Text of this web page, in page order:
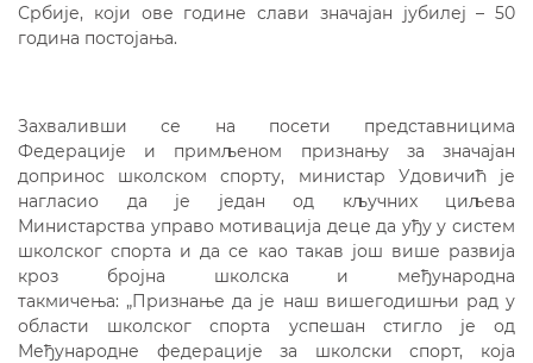
Србије, који ове године слави значајан јубилеј – 50
година постојања.
Захваливши се на посети представницима
Федерације и примљеном признању за значајан
допринос школском спорту, министар Удовичић је
нагласио да је један од кључних циљева
Министарства управо мотивација деце да уђу у систем
школског спорта и да се као такав још више развија
кроз бројна школска и међународна
такмичења: „Признање да је наш вишегодишњи рад у
области школског спорта успешан стигло је од
Међународне федерације за школски спорт, која